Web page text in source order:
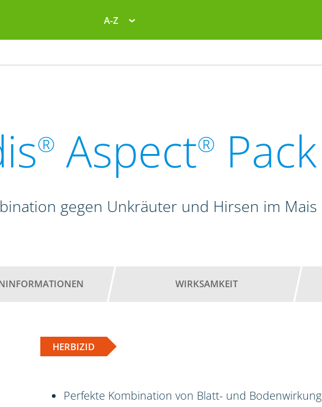
A-Z
® Aspect® Pack
gegen Unkräuter und Hirsen im Mais
WIRKSAMKEIT
HERBIZID
Perfekte Kombination von Blatt- und Bodenwirkung